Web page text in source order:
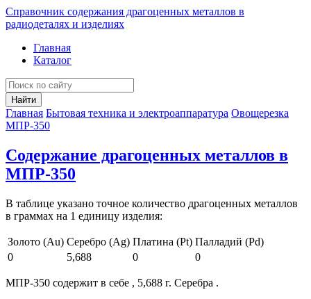
Справочник содержания драгоценных металлов в
радиодеталях и изделиях
Главная
Каталог
Найти
Главная Бытовая техника и электроаппаратура Овощерезка
МПР-350
Содержание драгоценных металлов в
МПР-350
В таблице указано точное количество драгоценных металлов
в граммах на 1 единицу изделия:
Золото (Au) Серебро (Ag) Платина (Pt) Палладий (Pd)
0
5,688 0 0
МПР-350 содержит в себе , 5,688 г. Серебра .